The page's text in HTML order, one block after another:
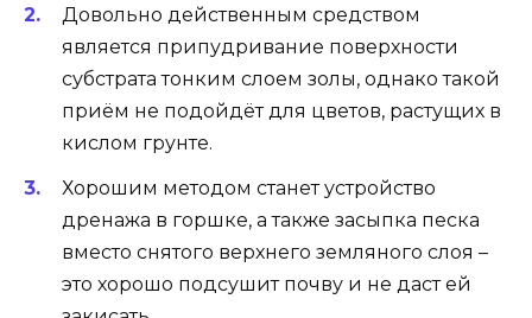
Довольно действенным средством
является припудривание поверхности
субстрата тонким слоем золы, однако такой
приём не подойдёт для цветов, растущих в
кислом грунте.
Хорошим методом станет устройство
дренажа в горшке, а также засыпка песка
вместо снятого верхнего земляного слоя –
это хорошо подсушит почву и не даст ей